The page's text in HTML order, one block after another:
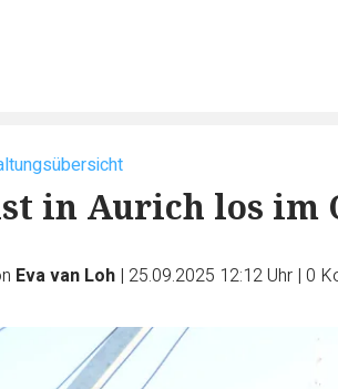
in Aurich los im
Eva van Loh | 25.09.2025 12:12 Uhr | 0